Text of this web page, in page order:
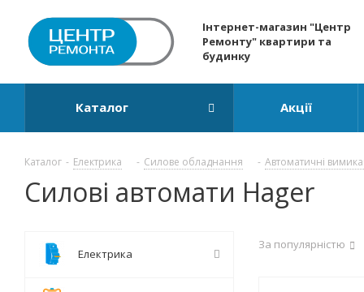
Інтернет-магазин "Центр
Ремонту" квартири та
будинку
Каталог Акції
Каталог - Електрика - Силове обладнання - Автоматичні
Силові автомати Hager
За популярністю
Електрика